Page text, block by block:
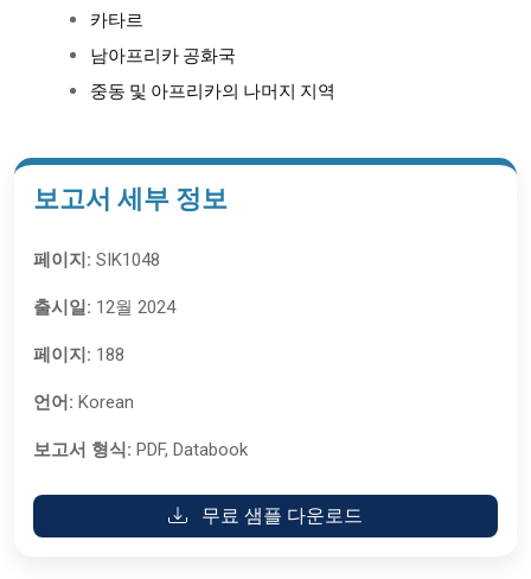
카타르
남아프리카 공화국
중동 및 아프리카의 나머지 지역
보고서 세부 정보
페이지: SIK1048
출시일: 12월 2024
페이지: 188
언어: Korean
보고서 형식: PDF, Databook
무료 샘플 다운로드